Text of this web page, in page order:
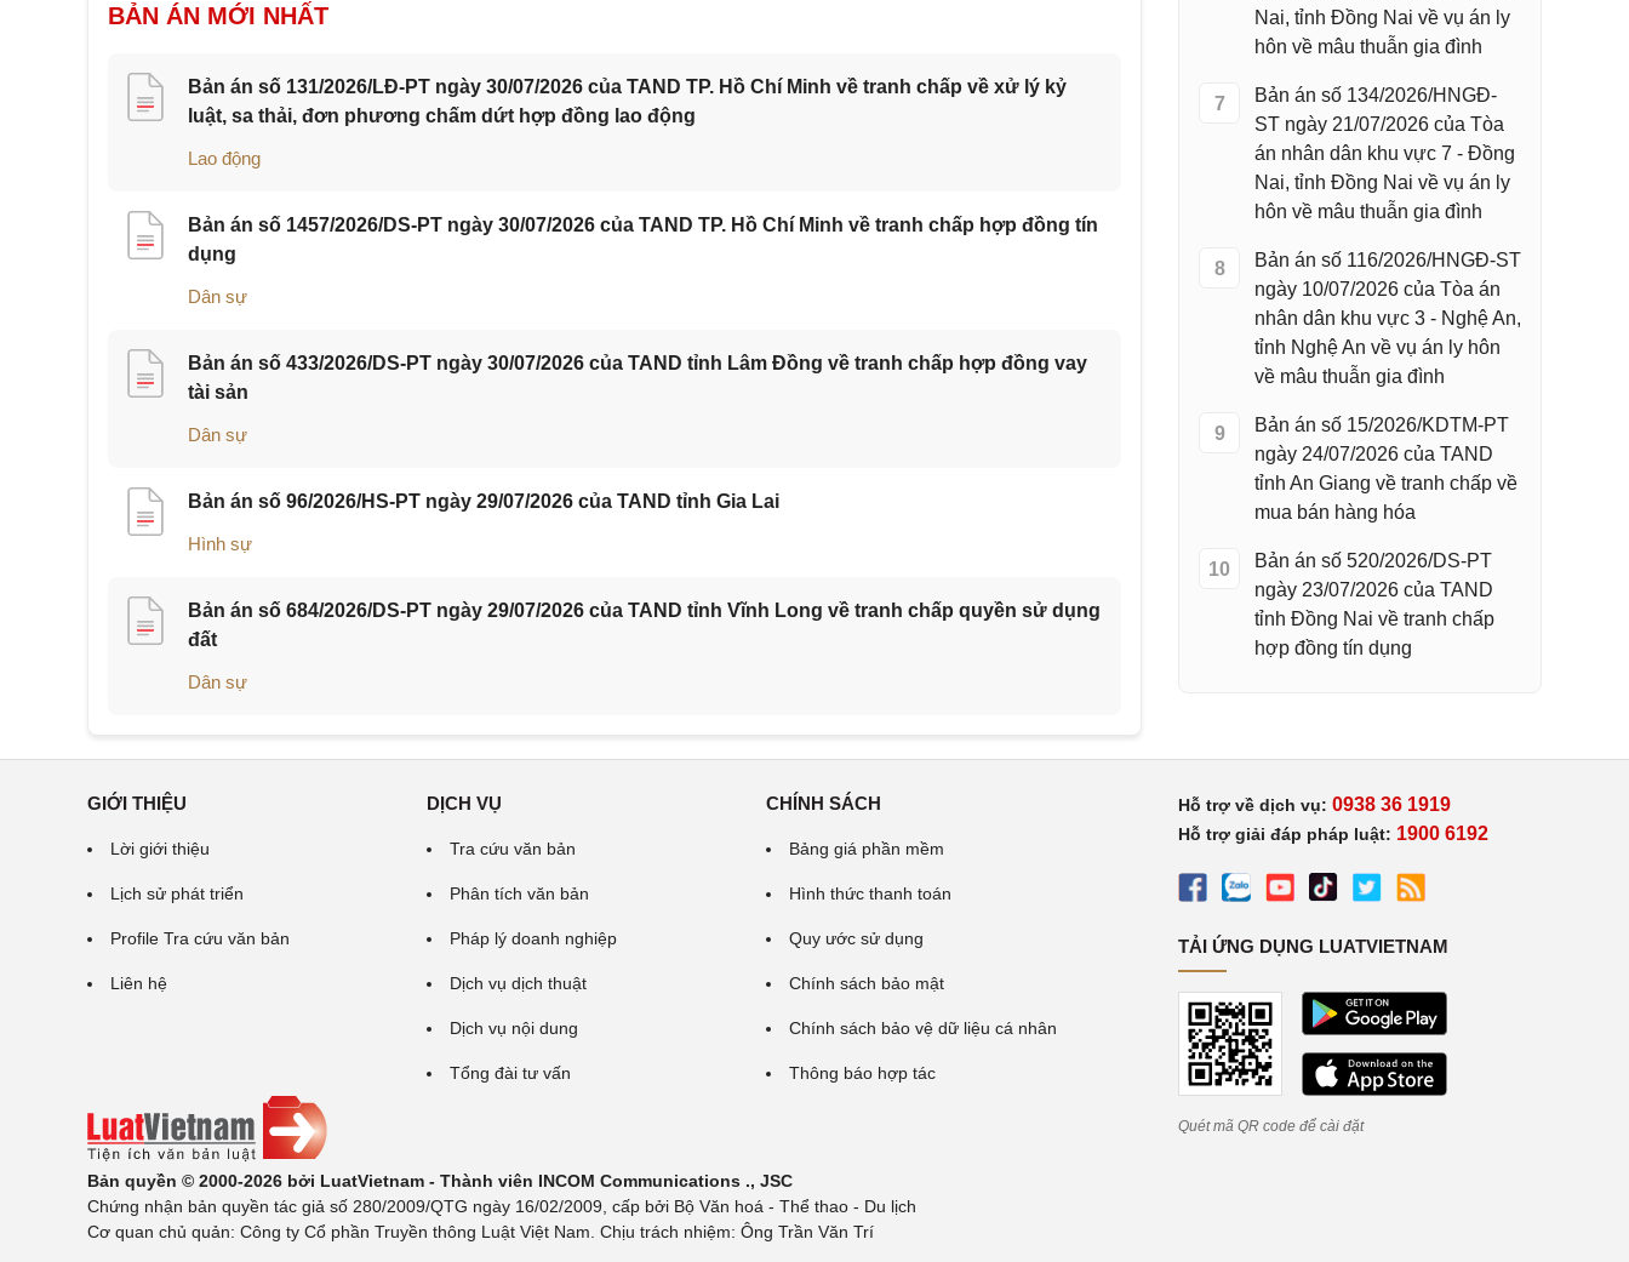
BẢN ÁN MỚI NHẤT
Bản án số 131/2026/LĐ-PT ngày 30/07/2026 của TAND TP. Hồ Chí Minh về tranh chấp về xử lý kỷ
luật, sa thải, đơn phương chấm dứt hợp đồng lao động
Lao động
Bản án số 1457/2026/DS-PT ngày 30/07/2026 của TAND TP. Hồ Chí Minh về tranh chấp hợp đồng tín
dụng
Dân sự
Bản án số 433/2026/DS-PT ngày 30/07/2026 của TAND tỉnh Lâm Đồng về tranh chấp hợp đồng vay
tài sản
Dân sự
Bản án số 96/2026/HS-PT ngày 29/07/2026 của TAND tỉnh Gia Lai
Hình sự
Bản án số 684/2026/DS-PT ngày 29/07/2026 của TAND tỉnh Vĩnh Long về tranh chấp quyền sử dụng
đất
Dân sự
Nai, tỉnh Đồng Nai về vụ án ly
hôn về mâu thuẫn gia đình
7
Bản án số 134/2026/HNGĐ-
ST ngày 21/07/2026 của Tòa
án nhân dân khu vực 7 - Đồng
Nai, tỉnh Đồng Nai về vụ án ly
hôn về mâu thuẫn gia đình
8
Bản án số 116/2026/HNGĐ-ST
ngày 10/07/2026 của Tòa án
nhân dân khu vực 3 - Nghệ An,
tỉnh Nghệ An về vụ án ly hôn
về mâu thuẫn gia đình
9
Bản án số 15/2026/KDTM-PT
ngày 24/07/2026 của TAND
tỉnh An Giang về tranh chấp về
mua bán hàng hóa
10
Bản án số 520/2026/DS-PT
ngày 23/07/2026 của TAND
tỉnh Đồng Nai về tranh chấp
hợp đồng tín dụng
GIỚI THIỆU
Lời giới thiệu
Lịch sử phát triển
Profile Tra cứu văn bản
Liên hệ
DỊCH VỤ
Tra cứu văn bản
Phân tích văn bản
Pháp lý doanh nghiệp
Dịch vụ dịch thuật
Dịch vụ nội dung
Tổng đài tư vấn
CHÍNH SÁCH
Bảng giá phần mềm
Hình thức thanh toán
Quy ước sử dụng
Chính sách bảo mật
Chính sách bảo vệ dữ liệu cá nhân
Thông báo hợp tác
Bản quyền © 2000-2026 bởi LuatVietnam - Thành viên INCOM Communications ., JSC
Chứng nhận bản quyền tác giả số 280/2009/QTG ngày 16/02/2009, cấp bởi Bộ Văn hoá - Thể thao - Du lịch
Cơ quan chủ quản: Công ty Cổ phần Truyền thông Luật Việt Nam. Chịu trách nhiệm: Ông Trần Văn Trí
Hỗ trợ về dịch vụ: 0938 36 1919
Hỗ trợ giải đáp pháp luật: 1900 6192
TẢI ỨNG DỤNG LUATVIETNAM
Quét mã QR code để cài đặt